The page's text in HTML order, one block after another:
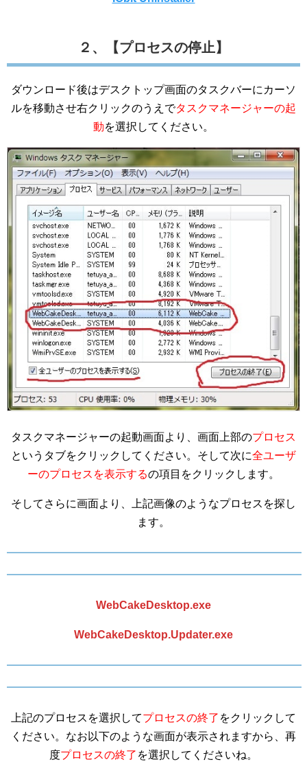
２、【プロセスの停止】
ダウンロード後はデスクトップ画面のタスクバーにカーソ
ルを移動させ右クリックのうえでタスクマネージャーの起
動を選択してください。
タスクマネージャーの起動画面より、画面上部のプロセス
というタブをクリックしてください。そして次に全ユーザ
ーのプロセスを表示するの項目をクリックします。
そしてさらに画面より、上記画像のようなプロセスを探し
ます。
WebCakeDesktop.exe
WebCakeDesktop.Updater.exe
上記のプロセスを選択してプロセスの終了 をクリックして
ください。なお以下のような画面が表示されますから、再
度プロセスの終了 を選択してくださいね。